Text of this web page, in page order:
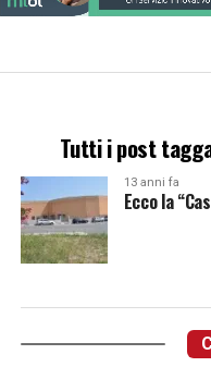
Tutti i post
13 anni fa
Ecco la